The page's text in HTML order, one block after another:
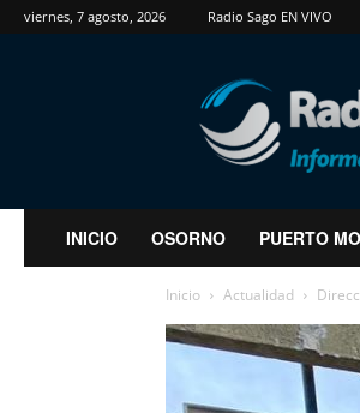
viernes, 7 agosto, 2026 Radio Sago EN VIVO
RadioSago
INICIO OSORNO PUERTO
Inicio Actualidad